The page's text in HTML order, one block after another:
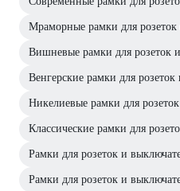
Мраморные рамки для розеток
Вишневые рамки для розеток
Венгерские рамки для
Никелиевые рамки для
Классические рамки для
Рамки для розеток и
Рамки для розеток и